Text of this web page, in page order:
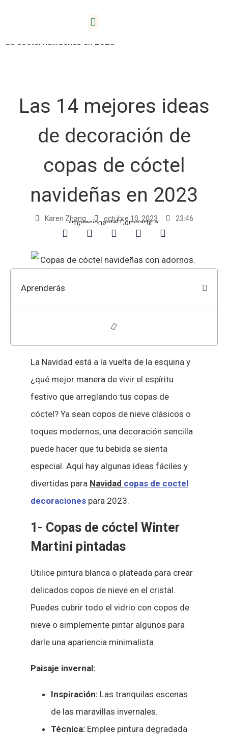
/ 14 mejores ideas de decoración de copas
de cóctel navideñas en 2023
Las 14 mejores ideas
de decoración de
copas de cóctel
navideñas en 2023
Karen Zhang octubre 10, 2023 23:46
¡Impresionante! Compartir a:
Aprenderás
La Navidad está a la vuelta de la esquina y
¿qué mejor manera de vivir el espíritu
festivo que arreglando tus copas de
cóctel? Ya sean copos de nieve clásicos o
toques modernos, una decoración sencilla
puede hacer que tu bebida se sienta
especial. Aquí hay algunas ideas fáciles y
divertidas para Navidad copas de coctel
decoraciones para 2023.
1- Copas de cóctel Winter
Martini pintadas
Utilice pintura blanca o plateada para crear
delicados copos de nieve en el cristal.
Puedes cubrir todo el vidrio con copos de
nieve o simplemente pintar algunos para
darle una apariencia minimalista.
Paisaje invernal:
Inspiración: Las tranquilas escenas
de las maravillas invernales.
Técnica: Emplee pintura degradada